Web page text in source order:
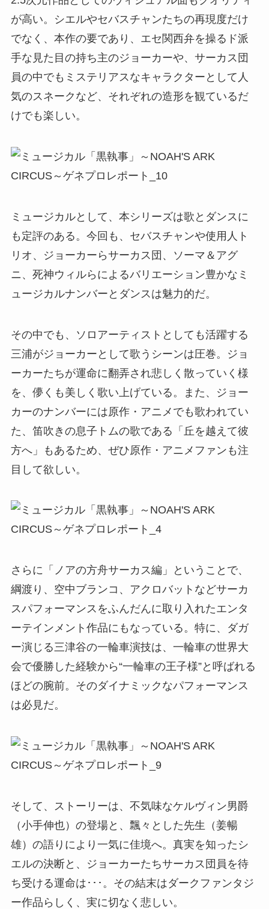
が高い。シエルやセバスチャンたちの再現度だけ
でなく、本作の要であり、エセ関西弁を操るド派
手な見た目の持ち主のジョーカーや、サーカス団
員の中でもミステリアスなキャラクターとして人
気のスネークなど、それぞれの造形を観ているだ
けでも楽しい。
ミュージカルとして、本シリーズは歌とダンスに
も定評のある。今回も、セバスチャンや使用人ト
リオ、ジョーカーらサーカス団、ソーマ＆アグ
ニ、死神ウィルらによるバリエーション豊かなミ
ュージカルナンバーとダンスは魅力的だ。
その中でも、ソロアーティストとしても活躍する
三浦がジョーカーとして歌うシーンは圧巻。ジョ
ーカーたちが運命に翻弄され悲しく散っていく様
を、儚くも美しく歌い上げている。また、ジョー
カーのナンバーには原作・アニメでも歌われてい
た、笛吹きの息子トムの歌である「丘を越えて彼
方へ」もあるため、ぜひ原作・アニメファンも注
目して欲しい。
さらに「ノアの方舟サーカス編」ということで、
綱渡り、空中ブランコ、アクロバットなどサーカ
スパフォーマンスをふんだんに取り入れたエンタ
ーテインメント作品にもなっている。特に、ダガ
ー演じる三津谷の一輪車演技は、一輪車の世界大
会で優勝した経験から“一輪車の王子様”と呼ばれる
ほどの腕前。そのダイナミックなパフォーマンス
は必見だ。
そして、ストーリーは、不気味なケルヴィン男爵
（小手伸也）の登場と、飄々とした先生（姜暢
雄）の語りにより一気に佳境へ。真実を知ったシ
エルの決断と、ジョーカーたちサーカス団員を待
ち受ける運命は･･･。その結末はダークファンタジ
ー作品らしく、実に切なく悲しい。